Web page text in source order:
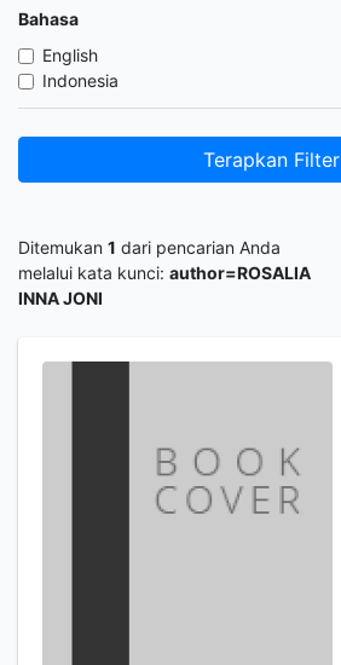
Bahasa
English
Indonesia
Terapkan Filter
Ditemukan 1 dari pencarian Anda
melalui kata kunci: author=ROSALIA
INNA JONI